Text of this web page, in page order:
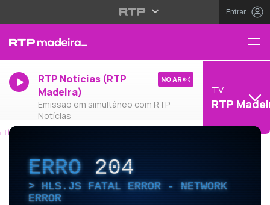
Entrar
RTP Notícias (RTP
Madeira)
Emissão em simultâneo com RTP
Notícias
NO AR
TV
RTP
ERRO204
HLS.JS FATAL ERROR - NETWORK
ERROR